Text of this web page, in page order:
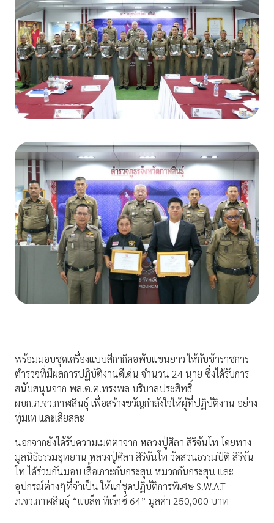
พร้อมมอบชุดเครื่องแบบสีกากีคอพับแขนยาว ให้กับข้าราชการ
ตำรวจที่มีผลการปฏิบัติงานดีเด่น จำนวน 24 นาย ซึ่งได้รับการ
สนับสนุนจาก พล.ต.ต.ทรงพล บริบาลประสิทธิ์
ผบก.ภ.จว.กาฬสินธุ์ เพื่อสร้างขวัญกำลังใจให้ผู้ที่ปฏิบัติงาน อย่าง
ทุ่มเท และเสียสละ
นอกจากยังได้รับความเมตตาจาก หลวงปู่ศิลา สิริจันโท โดยทาง
มูลนิธิธรรมอุทยาน หลวงปู่ศิลา สิริจันโท วัดสวนธรรมปิติ สิริจัน
โท ได้ร่วมกันมอบ เสื้อเกาะกันกระสุน หมวกกันกระสุน และ
อุปกรณ์ต่างๆที่จำเป็น ให้แก่ชุดปฏิบัติการพิเศษ S.W.A.T
ภ.จว.กาฬสินธุ์ “แบล็ค ทีเร็กซ์ 64” มูลค่า 250,000 บาท